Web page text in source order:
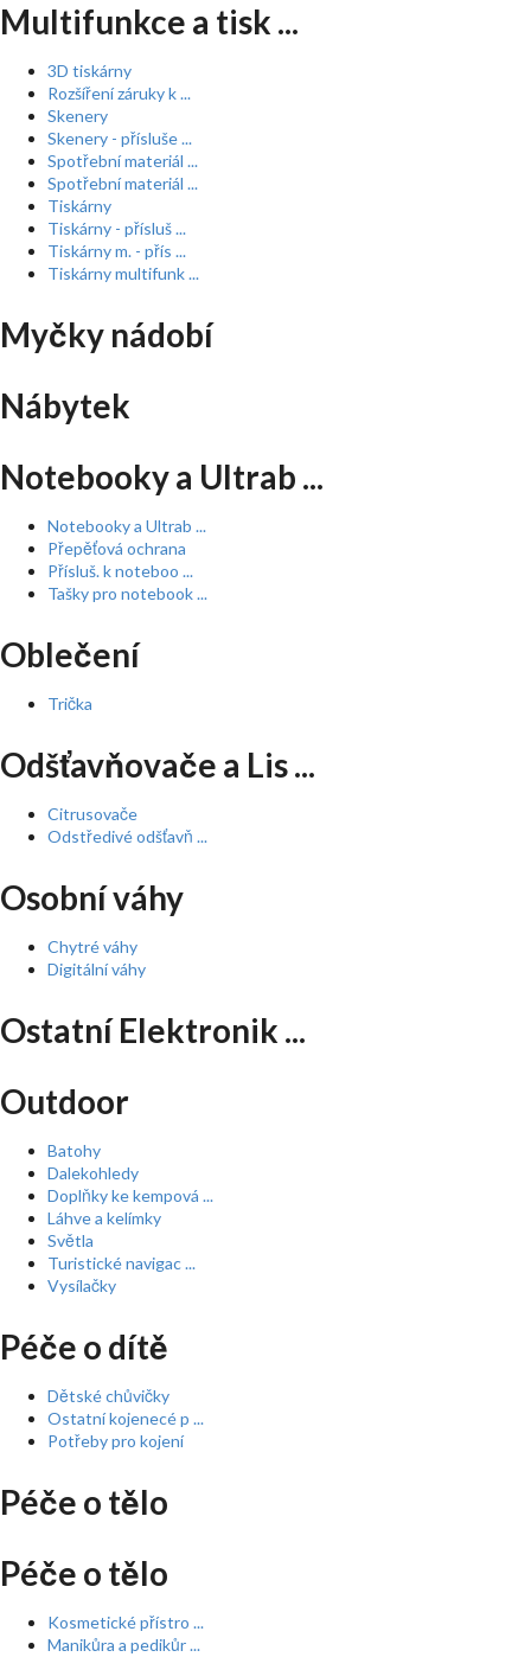
Multifunkce a tisk ...
3D tiskárny
Rozšíření záruky k ...
Skenery
Skenery - přísluše ...
Spotřební materiál ...
Spotřební materiál ...
Tiskárny
Tiskárny - přísluš ...
Tiskárny m. - přís ...
Tiskárny multifunk ...
Myčky nádobí
Nábytek
Notebooky a Ultrab ...
Notebooky a Ultrab ...
Přepěťová ochrana
Přísluš. k noteboo ...
Tašky pro notebook ...
Oblečení
Trička
Odšťavňovače a Lis ...
Citrusovače
Odstředivé odšťavň ...
Osobní váhy
Chytré váhy
Digitální váhy
Ostatní Elektronik ...
Outdoor
Batohy
Dalekohledy
Doplňky ke kempová ...
Láhve a kelímky
Světla
Turistické navigac ...
Vysílačky
Péče o dítě
Dětské chůvičky
Ostatní kojenecé p ...
Potřeby pro kojení
Péče o tělo
Péče o tělo
Kosmetické přístro ...
Manikůra a pedikůr ...